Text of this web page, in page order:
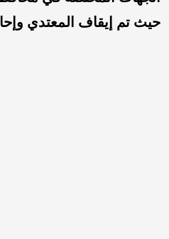
حيث تم إيقاف المعتدي